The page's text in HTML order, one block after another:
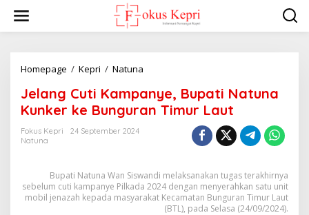
w
Homepage / Kepri / Natuna
l
a
n
i
K
Jelang Cuti Kampanye, Bupati Natuna
Kunker ke Bunguran Timur Laut
Fokus Kepri
24 September 2024
Natuna
Bupati Natuna Wan Siswandi melaksanakan tugas terakhirnya
sebelum cuti kampanye Pilkada 2024 dengan menyerahkan satu unit
mobil jenazah kepada masyarakat Kecamatan Bunguran Timur Laut
(BTL), pada Selasa (24/09/2024).